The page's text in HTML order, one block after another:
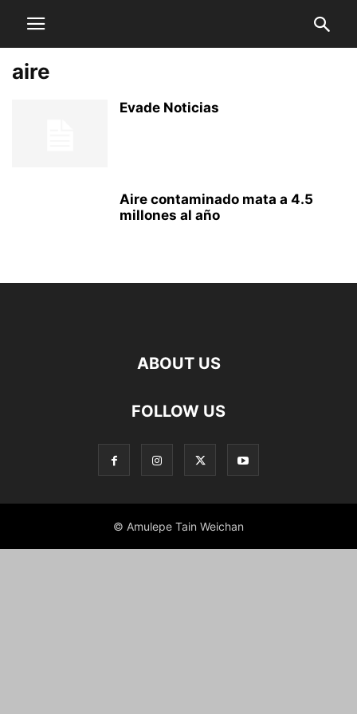
aire
Evade Noticias
Aire contaminado mata a 4.5
millones al año
ABOUT US
FOLLOW US
© Amulepe Tain Weichan